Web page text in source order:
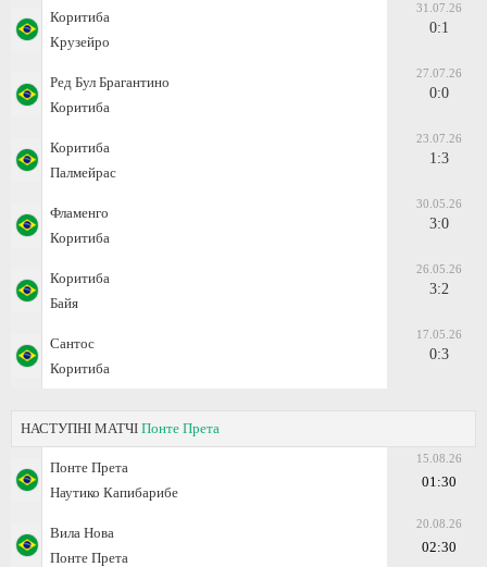
Коритиба
Крузейро
31.07.26
0:1
Ред Бул Брагантино
Коритиба
27.07.26
0:0
Коритиба
Палмейрас
23.07.26
1:3
Фламенго
Коритиба
30.05.26
3:0
Коритиба
Байя
26.05.26
3:2
Сантос
Коритиба
17.05.26
0:3
НАСТУПНІ МАТЧІ Понте Прета
Понте Прета
Наутико Капибарибе
15.08.26
01:30
Вила Нова
Понте Прета
20.08.26
02:30